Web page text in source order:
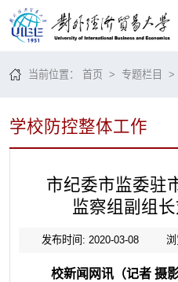
当前位置：首页 >专题栏目 >
学校防控整体工作
市纪委市监委驻
监察组副组
发布时间: 2020-03-08
校新闻网讯（记者 摄影